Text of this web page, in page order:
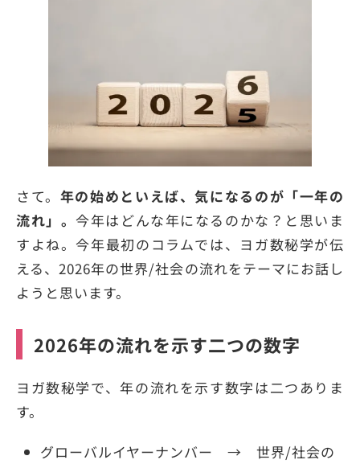
さて。 年の始めといえば、気になるのが「一年の
流れ」。今年はどんな年になるのかな？と思いま
すよね。今年最初のコラムでは、ヨガ数秘学が伝
える、2026年の世界/社会の流れをテーマにお話し
ようと思います。
2026年の流れを示す二つの数字
ヨガ数秘学で、年の流れを示す数字は二つありま
す。
グローバルイヤーナンバー → 世界/社会の